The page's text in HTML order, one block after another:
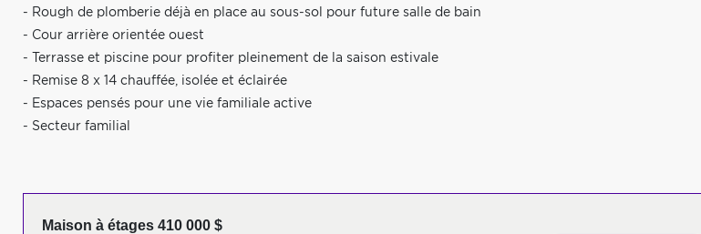
- Rough de plomberie déjà en place au sous-sol pour future salle de bain
- Cour arrière orientée ouest
- Terrasse et piscine pour profiter pleinement de la saison estivale
- Remise 8 x 14 chauffée, isolée et éclairée
- Espaces pensés pour une vie familiale active
- Secteur familial
Maison à étages 410 000 $